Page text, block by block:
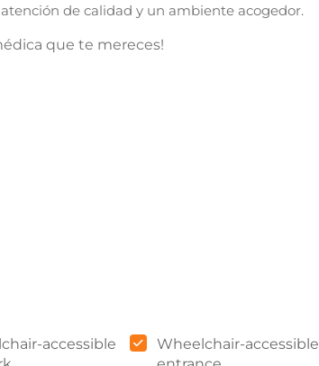
de calidad y un ambiente acogedor.
que te mereces!
accessible
Wheelchair-accessible